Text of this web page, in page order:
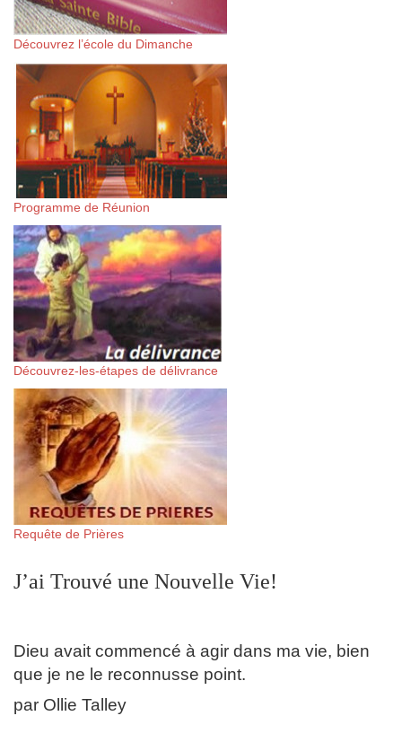
Découvrez l’école du Dimanche
Programme de Réunion
Découvrez-les-étapes de délivrance
Requête de Prières
J’ai Trouvé une Nouvelle Vie!
Dieu avait commencé à agir dans ma vie, bien
que je ne le reconnusse point.
par Ollie Talley